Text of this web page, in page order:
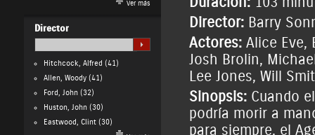
Ver más
Director
Hitchcock, Alfred (41)
Allen, Woody(41)
Ford, John(32)
Huston, John(30)
Eastwood, Clint(30)
Director: Barry
Actores: Alice Eve,
Josh Brolin,
Lee Jones, Will
Sinopsis:Cuando
podría morir a
para siempre, el